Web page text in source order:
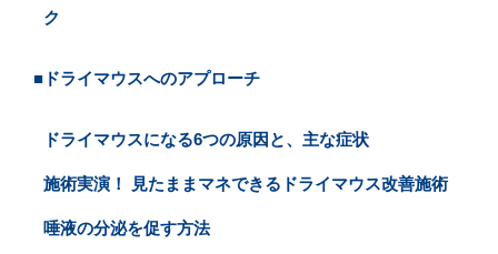
ク
■ドライマウスへのアプローチ
ドライマウスになる6つの原因と、主な症状
施術実演！ 見たままマネできるドライマウス改善施術
唾液の分泌を促す方法